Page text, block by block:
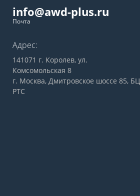
info@awd-plus.ru
Почта
Адрес:
141071 г. Королев, ул.
Комсомольская 8
г. Москва, Дмитровское шоссе 85, БЦ
РТС